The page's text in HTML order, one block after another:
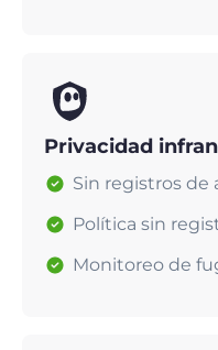
Privacidad
Sin registros de
Política sin
Monitoreo de